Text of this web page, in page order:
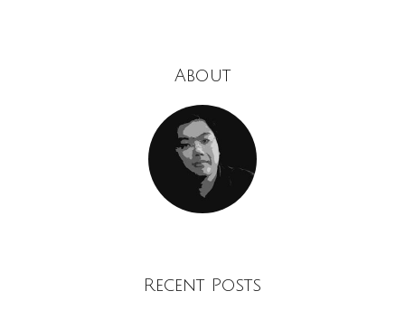
About
Recent Posts